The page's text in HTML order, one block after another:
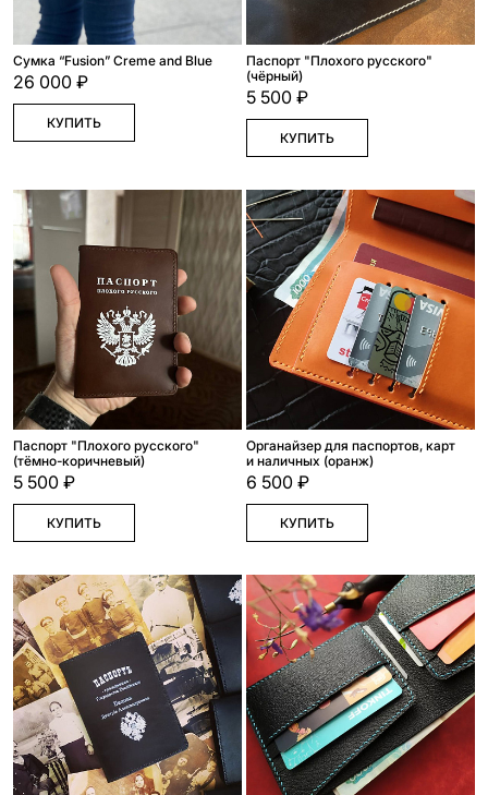
Сумка “Fusion” Creme and Blue
26 000 ₽
КУПИТЬ
Паспорт "Плохого русского"
(чёрный)
5 500 ₽
КУПИТЬ
Паспорт "Плохого русского"
(тёмно-коричневый)
5 500 ₽
КУПИТЬ
Органайзер для паспортов, карт
и наличных (оранж)
6 500 ₽
КУПИТЬ